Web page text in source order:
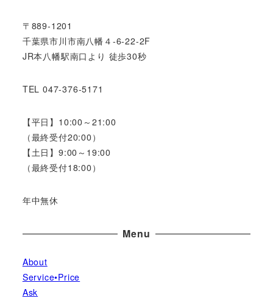
〒889-1201
千葉県市川市南八幡４-6-22-2F
JR本八幡駅南口より 徒歩30秒
TEL 047-376-5171
【平日】10:00～21:00
（最終受付20:00）
【土日】9:00～19:00
（最終受付18:00）
年中無休
Menu
About
Service•Price
Ask